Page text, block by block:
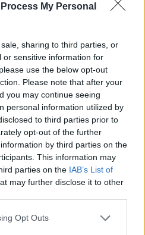
My Personal
sharing to third parties, or
or sensitive information for
use the below opt-out
Please note that after your
you may continue seeing
personal information utilized by
to third parties prior to
opt-out of the further
by third parties on the
This information may
parties on the IAB’s List of
may further disclose it to other
Opt Outs
tett Majka ügyvédje
érkezett
csütörtökön Majka
a sepsiszentgyörgyi Sic
koncert lemondását